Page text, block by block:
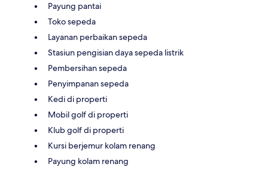
Payung pantai
Toko sepeda
Layanan perbaikan sepeda
Stasiun pengisian daya sepeda listrik
Pembersihan sepeda
Penyimpanan sepeda
Kedi di properti
Mobil golf di properti
Klub golf di properti
Kursi berjemur kolam renang
Payung kolam renang